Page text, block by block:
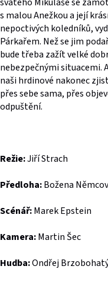
s malou Anežkou a její
nepoctivých koledníků,
Párkařem. Než se jim
bude třeba zažít velké
nebezpečnými situacemi.
naši hrdinové nakonec
přes sebe sama, přes
odpuštění.
Režie:Jiří Strach
Předloha:Božena
Scénář:Marek Epstein
Kamera:Martin Šec
Hudba:Ondřej